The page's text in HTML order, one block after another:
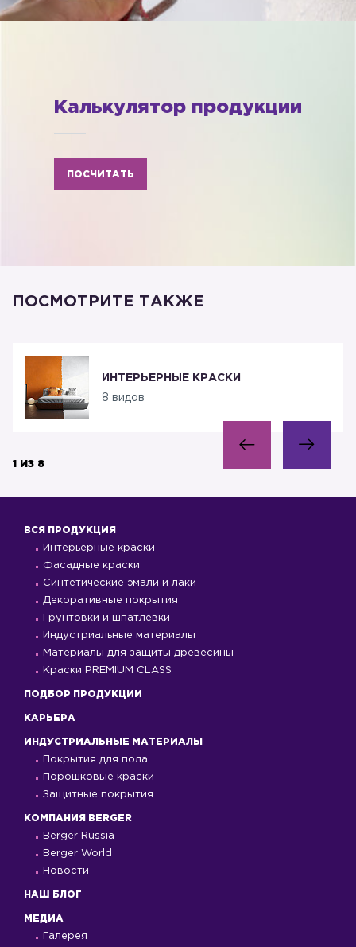
Калькулятор продукции
ПОСЧИТАТЬ
ПОСМОТРИТЕ ТАКЖЕ
ИНТЕРЬЕРНЫЕ КРАСКИ
8 видов
1 ИЗ 8
ВСЯ ПРОДУКЦИЯ
Интерьерные краски
Фасадные краски
Синтетические эмали и лаки
Декоративные покрытия
Грунтовки и шпатлевки
Индустриальные материалы
Материалы для защиты древесины
Краски PREMIUM CLASS
ПОДБОР ПРОДУКЦИИ
КАРЬЕРА
ИНДУСТРИАЛЬНЫЕ МАТЕРИАЛЫ
Покрытия для пола
Порошковые краски
Защитные покрытия
КОМПАНИЯ BERGER
Berger Russia
Berger World
Новости
НАШ БЛОГ
МЕДИА
Галерея